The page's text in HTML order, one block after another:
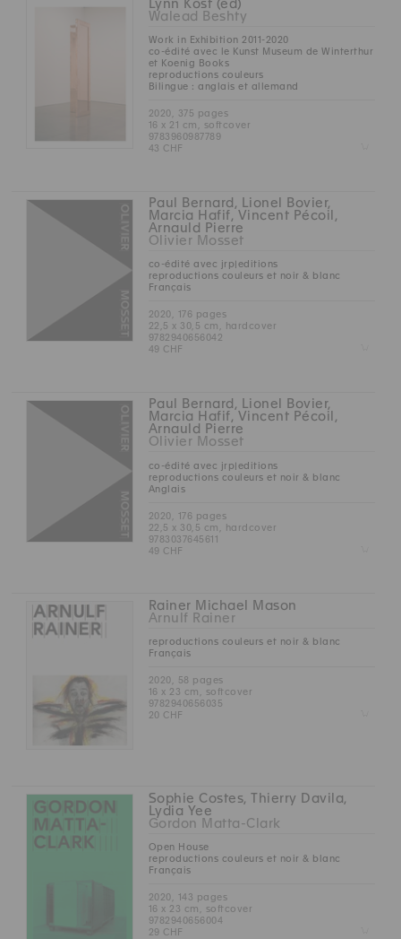
Lynn Kost (éd)
Walead Beshty
Work in Exhibition 2011-2020
co-édité avec le Kunst Museum de Winterthur
et Koenig Books
reproductions couleurs
Bilingue : anglais et allemand
2020, 375 pages
16 x 21 cm, softcover
9783960987789
43 CHF
Paul Bernard, Lionel Bovier,
Marcia Hafif, Vincent Pécoil,
Arnauld Pierre
Olivier Mosset
co-édité avec jrp|editions
reproductions couleurs et noir & blanc
Français
2020, 176 pages
22,5 x 30,5 cm, hardcover
9782940656042
49 CHF
Paul Bernard, Lionel Bovier,
Marcia Hafif, Vincent Pécoil,
Arnauld Pierre
Olivier Mosset
co-édité avec jrp|editions
reproductions couleurs et noir & blanc
Anglais
2020, 176 pages
22,5 x 30,5 cm, hardcover
9783037645611
49 CHF
Rainer Michael Mason
Arnulf Rainer
reproductions couleurs et noir & blanc
Français
2020, 58 pages
16 x 23 cm, softcover
9782940656035
20 CHF
Sophie Costes, Thierry Davila,
Lydia Yee
Gordon Matta-Clark
Open House
reproductions couleurs et noir & blanc
Français
2020, 143 pages
16 x 23 cm, softcover
9782940656004
29 CHF